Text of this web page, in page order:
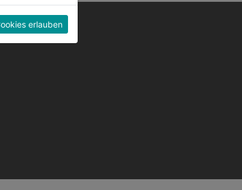
erlauben